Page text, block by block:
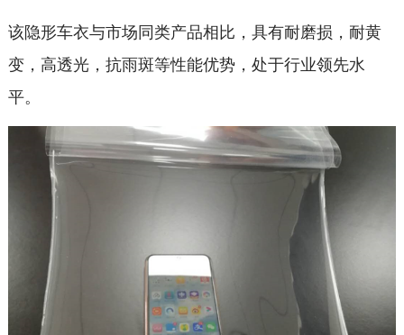
该隐形车衣与市场同类产品相比，具有耐磨损，耐黄
变，高透光，抗雨斑等性能优势，处于行业领先水
平。